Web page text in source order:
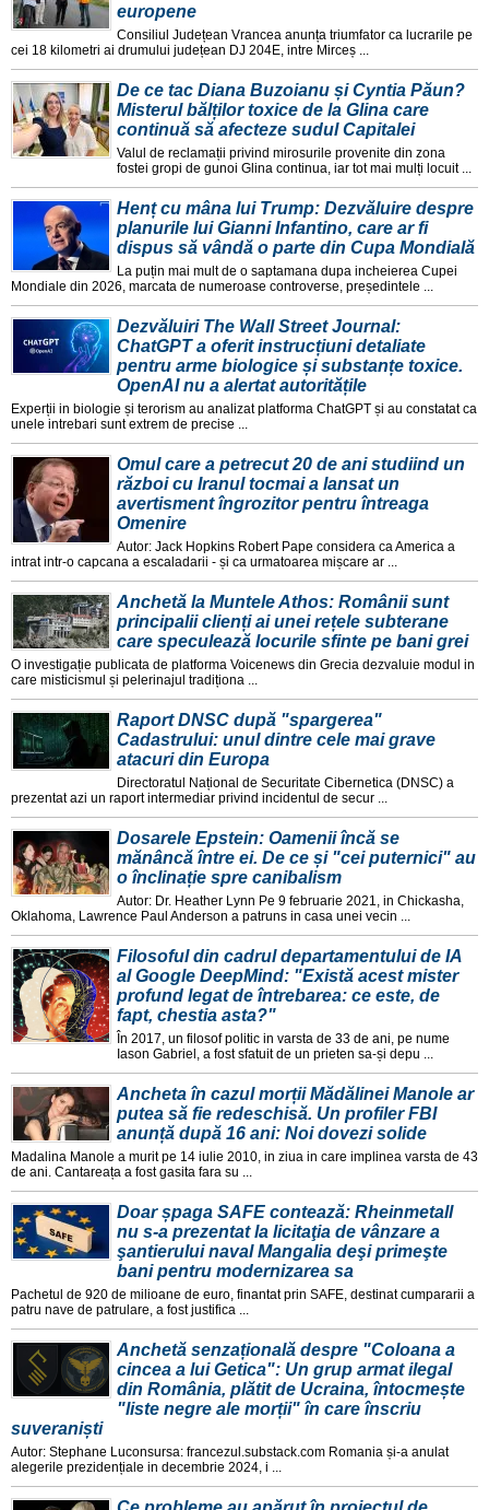
europene
Consiliul Județean Vrancea anunța triumfator ca lucrarile pe
cei 18 kilometri ai drumului județean DJ 204E, intre Mirceș ...
De ce tac Diana Buzoianu și Cyntia Păun?
Misterul bălților toxice de la Glina care
continuă să afecteze sudul Capitalei
Valul de reclamații privind mirosurile provenite din zona
fostei gropi de gunoi Glina continua, iar tot mai mulți locuit ...
Henț cu mâna lui Trump: Dezvăluire despre
planurile lui Gianni Infantino, care ar fi
dispus să vândă o parte din Cupa Mondială
La puțin mai mult de o saptamana dupa incheierea Cupei
Mondiale din 2026, marcata de numeroase controverse, președintele ...
Dezvăluiri The Wall Street Journal:
ChatGPT a oferit instrucțiuni detaliate
pentru arme biologice și substanțe toxice.
OpenAI nu a alertat autoritățile
Experții in biologie și terorism au analizat platforma ChatGPT și au constatat ca
unele intrebari sunt extrem de precise ...
Omul care a petrecut 20 de ani studiind un
război cu Iranul tocmai a lansat un
avertisment îngrozitor pentru întreaga
Omenire
Autor: Jack Hopkins Robert Pape considera ca America a
intrat intr-o capcana a escaladarii - și ca urmatoarea mișcare ar ...
Anchetă la Muntele Athos: Românii sunt
principalii clienți ai unei rețele subterane
care speculează locurile sfinte pe bani grei
O investigație publicata de platforma Voicenews din Grecia dezvaluie modul in
care misticismul și pelerinajul tradiționa ...
Raport DNSC după "spargerea"
Cadastrului: unul dintre cele mai grave
atacuri din Europa
Directoratul Național de Securitate Cibernetica (DNSC) a
prezentat azi un raport intermediar privind incidentul de secur ...
Dosarele Epstein: Oamenii încă se
mănâncă între ei. De ce și "cei puternici" au
o înclinație spre canibalism
Autor: Dr. Heather Lynn Pe 9 februarie 2021, in Chickasha,
Oklahoma, Lawrence Paul Anderson a patruns in casa unei vecin ...
Filosoful din cadrul departamentului de IA
al Google DeepMind: "Există acest mister
profund legat de întrebarea: ce este, de
fapt, chestia asta?"
În 2017, un filosof politic in varsta de 33 de ani, pe nume
Iason Gabriel, a fost sfatuit de un prieten sa-și depu ...
Ancheta în cazul morții Mădălinei Manole ar
putea să fie redeschisă. Un profiler FBI
anunță după 16 ani: Noi dovezi solide
Madalina Manole a murit pe 14 iulie 2010, in ziua in care implinea varsta de 43
de ani. Cantareața a fost gasita fara su ...
Doar șpaga SAFE contează: Rheinmetall
nu s-a prezentat la licitaţia de vânzare a
şantierului naval Mangalia deşi primeşte
bani pentru modernizarea sa
Pachetul de 920 de milioane de euro, finantat prin SAFE, destinat cumpararii a
patru nave de patrulare, a fost justifica ...
Anchetă senzațională despre "Coloana a
cincea a lui Getica": Un grup armat ilegal
din România, plătit de Ucraina, întocmește
"liste negre ale morții" în care înscriu
suveraniști
Autor: Stephane Luconsursa: francezul.substack.com Romania și-a anulat
alegerile prezidențiale in decembrie 2024, i ...